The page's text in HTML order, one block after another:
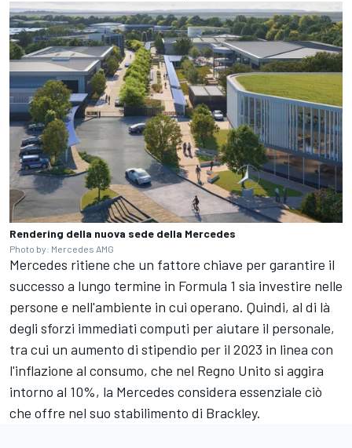
Rendering della nuova sede della Mercedes
Photo by: Mercedes AMG
Mercedes ritiene che un fattore chiave per garantire il
successo a lungo termine in Formula 1 sia investire nelle
persone e nell'ambiente in cui operano. Quindi, al di là
degli sforzi immediati computi per aiutare il personale,
tra cui un aumento di stipendio per il 2023 in linea con
l'inflazione al consumo, che nel Regno Unito si aggira
intorno al 10%, la Mercedes considera essenziale ciò
che offre nel suo stabilimento di Brackley.